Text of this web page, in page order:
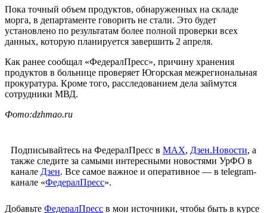
Пока точный объем продуктов, обнаруженных на складе
морга, в департаменте говорить не стали. Это будет
установлено по результатам более полной проверки всех
данных, которую планируется завершить 2 апреля.
Как ранее сообщал «ФедералПресс», причину хранения
продуктов в больнице проверяет Югорская межрегиональная
прокуратура. Кроме того, расследованием дела займутся
сотрудники МВД.
Фото:dzhmao.ru
Подписывайтесь на ФедералПресс в МАХ, Дзен.Новости, а
также следите за самыми интересными новостями УрФО в
канале Дзен. Все самое важное и оперативное — в telegram-
канале «ФедералПресс».
Добавьте ФедералПресс в мои источники, чтобы быть в курсе